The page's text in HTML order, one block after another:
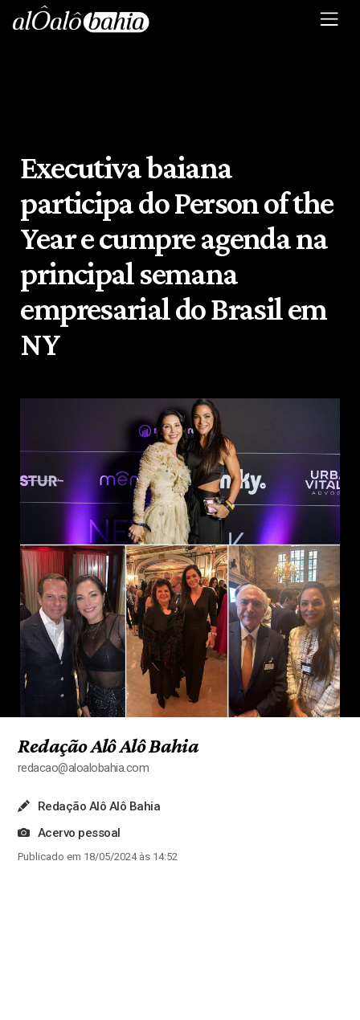
Executiva baiana
participa do Person of the
Year e cumpre agenda na
principal semana
empresarial do Brasil em
NY
Redação Alô Alô Bahia
redacao@aloalobahia.com
Redação Alô Alô Bahia
Acervo pessoal
Publicado em 18/05/2024 às 14:52